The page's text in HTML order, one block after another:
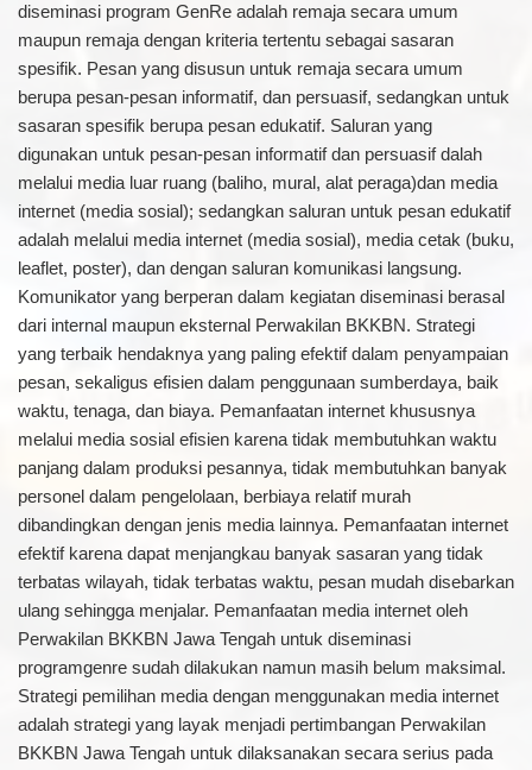
diseminasi program GenRe adalah remaja secara umum
maupun remaja dengan kriteria tertentu sebagai sasaran
spesifik. Pesan yang disusun untuk remaja secara umum
berupa pesan-pesan informatif, dan persuasif, sedangkan untuk
sasaran spesifik berupa pesan edukatif. Saluran yang
digunakan untuk pesan-pesan informatif dan persuasif dalah
melalui media luar ruang (baliho, mural, alat peraga)dan media
internet (media sosial); sedangkan saluran untuk pesan edukatif
adalah melalui media internet (media sosial), media cetak (buku,
leaflet, poster), dan dengan saluran komunikasi langsung.
Komunikator yang berperan dalam kegiatan diseminasi berasal
dari internal maupun eksternal Perwakilan BKKBN. Strategi
yang terbaik hendaknya yang paling efektif dalam penyampaian
pesan, sekaligus efisien dalam penggunaan sumberdaya, baik
waktu, tenaga, dan biaya. Pemanfaatan internet khususnya
melalui media sosial efisien karena tidak membutuhkan waktu
panjang dalam produksi pesannya, tidak membutuhkan banyak
personel dalam pengelolaan, berbiaya relatif murah
dibandingkan dengan jenis media lainnya. Pemanfaatan internet
efektif karena dapat menjangkau banyak sasaran yang tidak
terbatas wilayah, tidak terbatas waktu, pesan mudah disebarkan
ulang sehingga menjalar. Pemanfaatan media internet oleh
Perwakilan BKKBN Jawa Tengah untuk diseminasi
programgenre sudah dilakukan namun masih belum maksimal.
Strategi pemilihan media dengan menggunakan media internet
adalah strategi yang layak menjadi pertimbangan Perwakilan
BKKBN Jawa Tengah untuk dilaksanakan secara serius pada